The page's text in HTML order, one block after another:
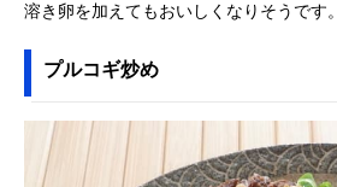
溶き卵を加えてもおいしくなりそうです。
プルコギ炒め